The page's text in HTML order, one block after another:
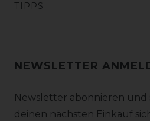
TIPPS
NEWSLETTER
Newsletter abonnieren und
deinen nächsten Einkauf